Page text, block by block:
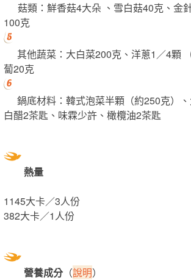
菇類：鮮香菇4大朵 、雪白菇40克、金
100克
其他蔬菜：大白菜200克、洋蔥1／4顆
蔔20克
鍋底材料：韓式泡菜半顆（約250克）
白醋2茶匙、味霖少許、橄欖油2茶匙
熱量
1145大卡／3人份
382大卡／1人份
營養成分（說明）